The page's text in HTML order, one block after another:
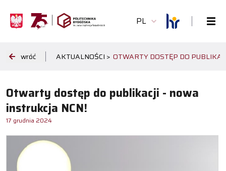
PL
wróć AKTUALNOŚCI > OTWARTY DOSTĘP DO
Otwarty dostęp do publikacji - nowa
instrukcja NCN!
17 grudnia 2024